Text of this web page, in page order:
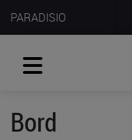
PARADISIO
Bord